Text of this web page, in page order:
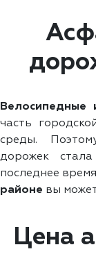
часть
среды.
дорожек
последнее
районе вы
Цена